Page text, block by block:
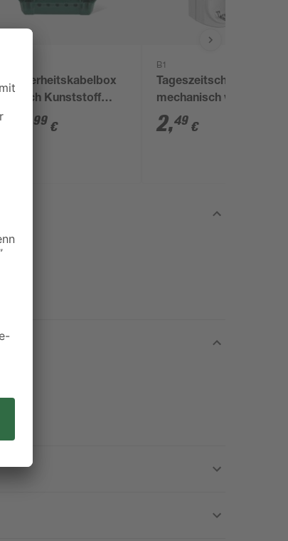
Sicherheitskabelbox
5-fach Kunststoff
grün 32 x 18 x 12,6 cm
99 €
B1
Tageszeitschaltuhr
mechanisch weiß
2,49 €